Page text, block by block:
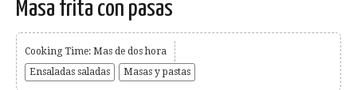
Masa frita con pasas
Cooking Time: Mas de dos hora
Ensaladas saladas
Masas y pastas